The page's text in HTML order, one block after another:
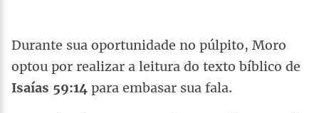
Durante sua oportunidade no púlpito, Moro
optou por realizar a leitura do texto bíblico de
Isaías 59:14 para embasar sua fala.